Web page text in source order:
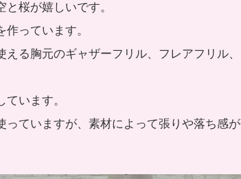
桜が嬉しいです。
っています。
る胸元のギャザーフリル、フレアフリル
います。
っていますが、素材によって張りや落ち感